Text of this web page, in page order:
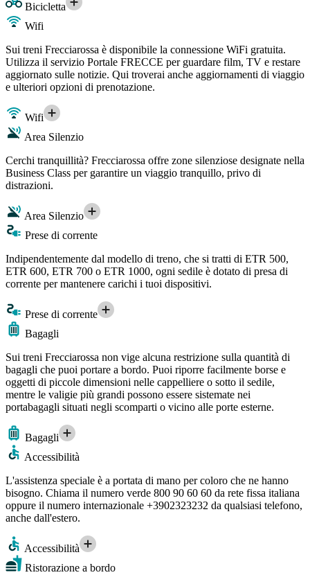
Bicicletta
Wifi
Sui treni Frecciarossa è disponibile la connessione WiFi gratuita.
Utilizza il servizio Portale FRECCE per guardare film, TV e restare
aggiornato sulle notizie. Qui troverai anche aggiornamenti di viaggio
e ulteriori opzioni di prenotazione.
Wifi
Area Silenzio
Cerchi tranquillità? Frecciarossa offre zone silenziose designate nella
Business Class per garantire un viaggio tranquillo, privo di
distrazioni.
Area Silenzio
Prese di corrente
Indipendentemente dal modello di treno, che si tratti di ETR 500,
ETR 600, ETR 700 o ETR 1000, ogni sedile è dotato di presa di
corrente per mantenere carichi i tuoi dispositivi.
Prese di corrente
Bagagli
Sui treni Frecciarossa non vige alcuna restrizione sulla quantità di
bagagli che puoi portare a bordo. Puoi riporre facilmente borse e
oggetti di piccole dimensioni nelle cappelliere o sotto il sedile,
mentre le valigie più grandi possono essere sistemate nei
portabagagli situati negli scomparti o vicino alle porte esterne.
Bagagli
Accessibilità
L'assistenza speciale è a portata di mano per coloro che ne hanno
bisogno. Chiama il numero verde 800 90 60 60 da rete fissa italiana
oppure il numero internazionale +3902323232 da qualsiasi telefono,
anche dall'estero.
Accessibilità
Ristorazione a bordo